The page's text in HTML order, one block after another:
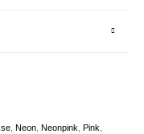
,Neon ,Neonpink ,Pink